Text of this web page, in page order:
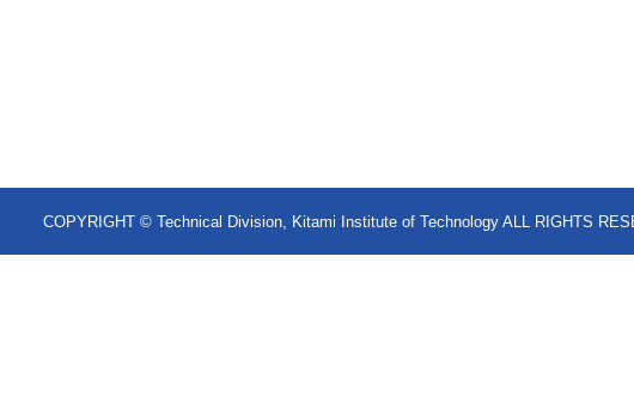
COPYRIGHT © Technical Division, Kitami Institute of Technology ALL RIGHTS